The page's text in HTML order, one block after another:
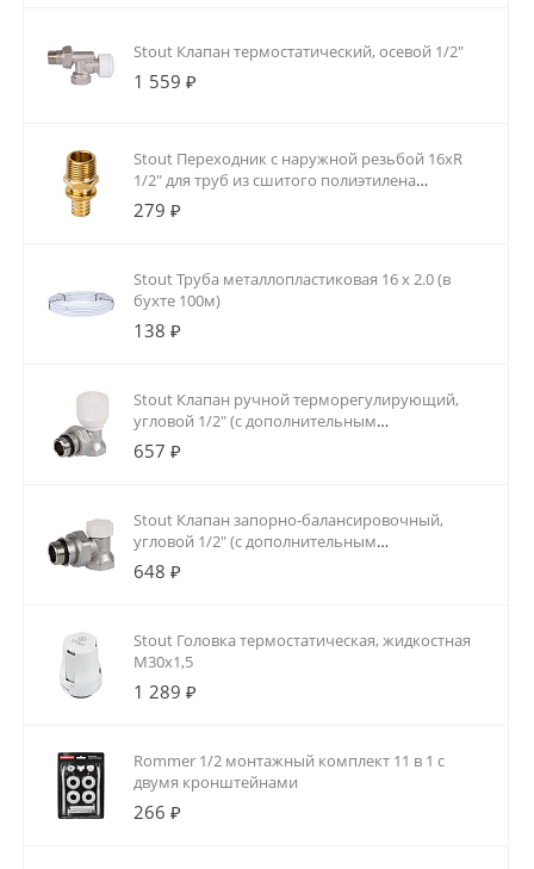
Stout Клапан термостатический, осевой 1/2"
1 559 ₽
Stout Переходник с наружной резьбой 16xR
1/2" для труб из сшитого полиэтилена
аксиальный
279 ₽
Stout Труба металлопластиковая 16 х 2.0 (в
бухте 100м)
138 ₽
Stout Клапан ручной терморегулирующий,
угловой 1/2" (с дополнительным
уплотнением)
657 ₽
Stout Клапан запорно-балансировочный,
угловой 1/2" (с дополнительным
уплотнением)
648 ₽
Stout Головка термостатическая, жидкостная
M30x1,5
1 289 ₽
Rommer 1/2 монтажный комплект 11 в 1 с
двумя кронштейнами
266 ₽